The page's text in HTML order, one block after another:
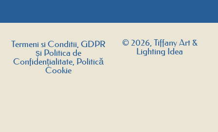
Termeni si Conditii, GDPR
și Politica de
Confidențialitate, Politică
Cookie
© 2026, Tiffany Art &
Lighting Idea